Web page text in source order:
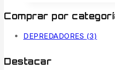
Comprar por
DEPREDADORES (3)
Destacar